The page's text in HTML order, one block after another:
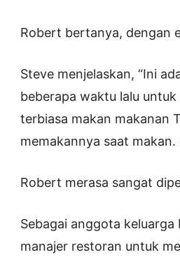
Robert bertanya, dengan
Steve menjelaskan, “Ini
beberapa waktu lalu
terbiasa makan makanan
memakannya saat makan.
Robert merasa sangat
Sebagai anggota
manajer restoran untuk